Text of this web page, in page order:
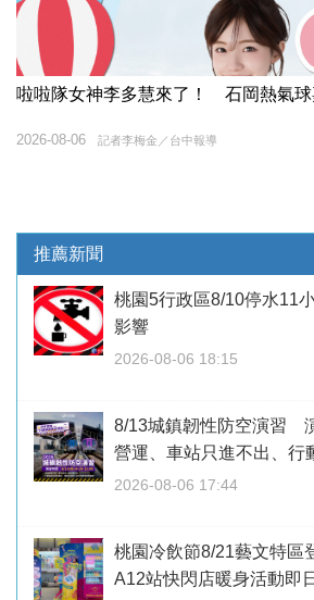
啦啦隊女神李多慧來了！ 石岡熱氣球
記者李梅金／台中報導
2026-08-06
推薦新聞
桃園5行政區8/10停水11
影響
2026-08-06 18:15
8/13城鎮韌性防空演習
營運、車站只進不出、行
2026-08-06 17:44
桃園冷飲節8/21藝文特區
A12站快閃店暖身活動即